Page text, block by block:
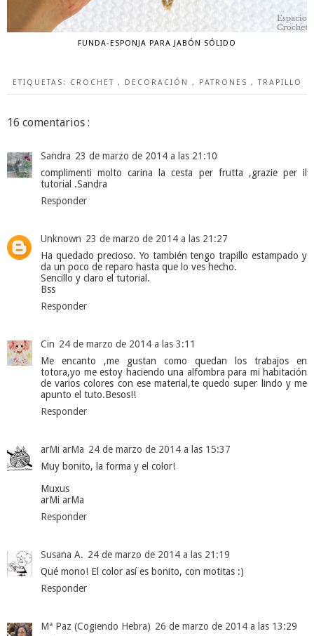
FUNDA-ESPONJA PARA JABÓN SÓLIDO
ETIQUETAS: CROCHET , DECORACIÓN , PATRONES ,TRAPILLO
16 comentarios :
Sandra 23 de marzo de 2014 a las 21:10
complimenti molto carina la cesta per frutta ,grazie per il
tutorial .Sandra
Responder
Unknown 23 de marzo de 2014 a las 21:27
Ha quedado precioso. Yo también tengo trapillo estampado y
da un poco de reparo hasta que lo ves hecho.
Sencillo y claro el tutorial.
Bss
Responder
Cin 24 de marzo de 2014 a las 3:11
Me encanto ,me gustan como quedan los trabajos en
totora,yo me estoy haciendo una alfombra para mi habitación
de varios colores con ese material,te quedo super lindo y me
apunto el tuto.Besos!!
Responder
arMi arMa 24 de marzo de 2014 a las 15:37
Muy bonito, la forma y el color!
Muxus
arMi arMa
Responder
Susana A. 24 de marzo de 2014 a las 21:19
Qué mono! El color así es bonito, con motitas :)
Responder
Mª Paz (Cogiendo Hebra) 26 de marzo de 2014 a las 13:29